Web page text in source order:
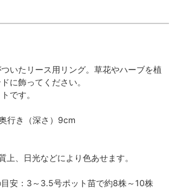
いたリース用リング。草花やハーブを植
に飾ってください。
です。
行き（深さ）9cm
上、日光などにより色あせます。
安：3～3.5号ポット苗で約8株～10株